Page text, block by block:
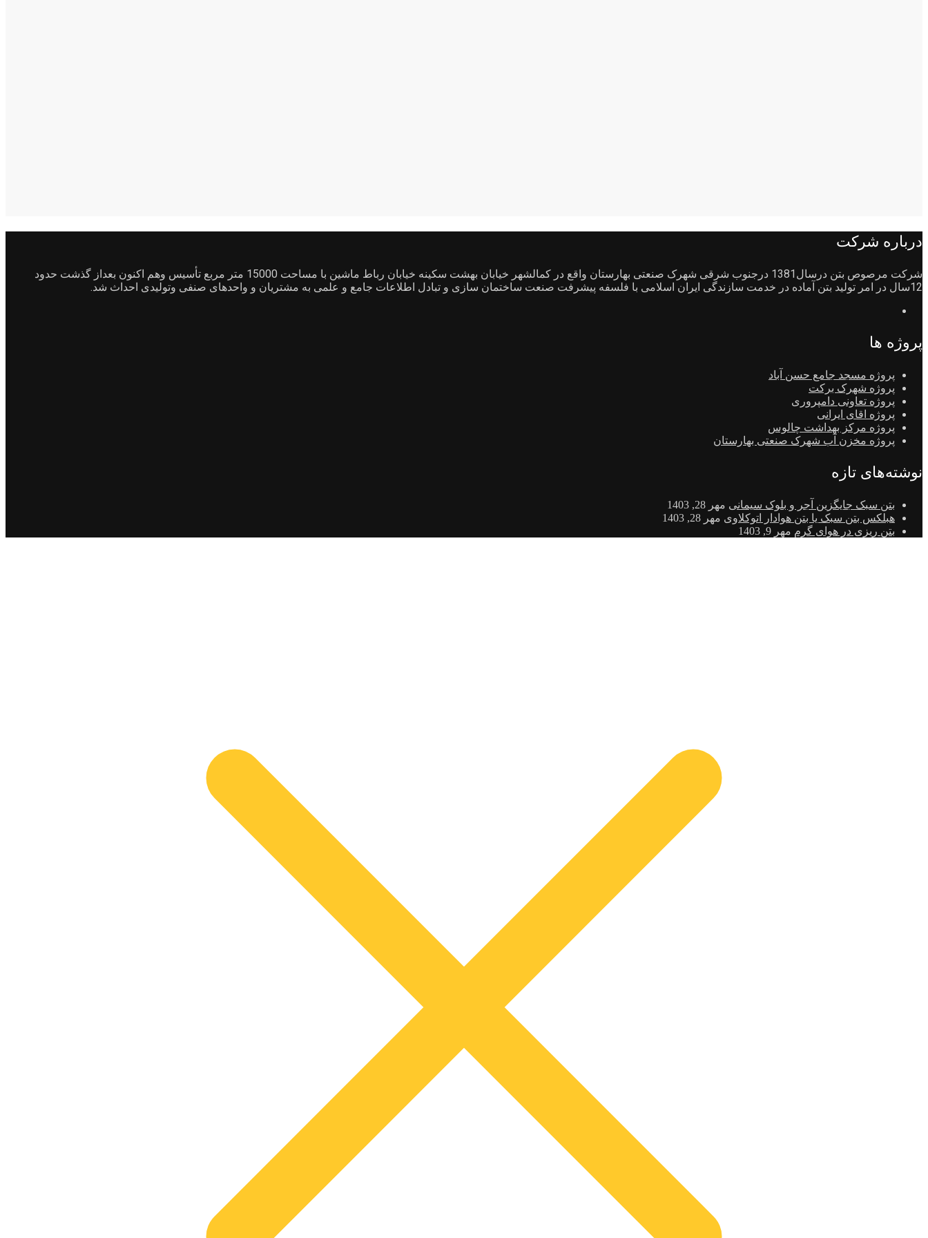
درباره شرکت
شرکت مرصوص بتن درسال1381 درجنوب شرقی شهرک صنعتی بهارستان واقع در کمالشهر خیابان بهشت سکینه خیابان رباط ماشین با مساحت 15000 متر مربع تأسیس وهم اکنون بعداز گذشت حدود
12سال در امر تولید بتن آماده در خدمت سازندگی ایران اسلامی با فلسفه پیشرفت صنعت ساختمان سازی و تبادل اطلاعات جامع و علمی به مشتریان و واحدهای صنفی وتولیدی احداث شد.
پروژه ها
پروژه مسجد جامع حسن آباد
پروژه شهرک برکت
پروژه تعاونی دامپروری
پروژه اقای ایرانی
پروژه مرکز بهداشت چالوس
پروژه مخزن آب شهرک صنعتی بهارستان
نوشته‌های تازه
بتن سبک جایگزین آجر و بلوک سیمانی مهر 28, 1403
هبلکس بتن سبک یا بتن هوادار اتوکلاوی مهر 28, 1403
بتن ریزی در هوای گرم مهر 9, 1403